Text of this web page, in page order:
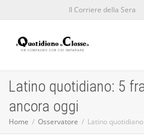
Il Corriere della Sera
Latino quotidiano: 5
ancora oggi
Home Osservatore Latino